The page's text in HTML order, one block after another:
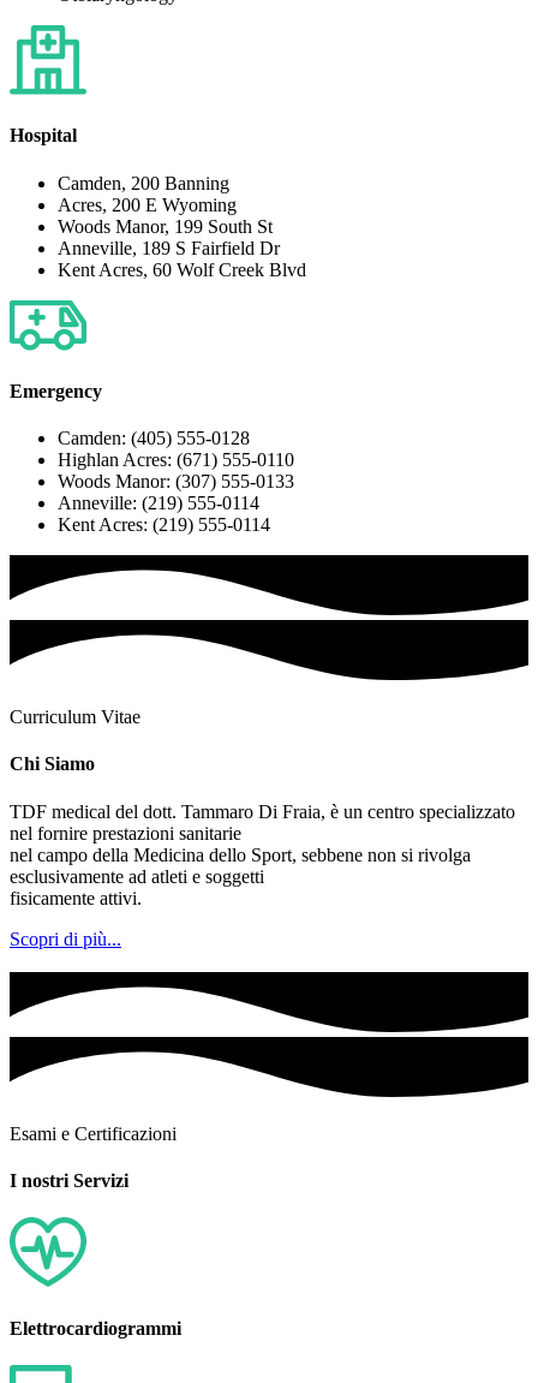
Hospital
Camden, 200 Banning
Acres, 200 E Wyoming
Woods Manor, 199 South St
Anneville, 189 S Fairfield Dr
Kent Acres, 60 Wolf Creek Blvd
Emergency
Camden: (405) 555-0128
Highlan Acres: (671) 555-0110
Woods Manor: (307) 555-0133
Anneville: (219) 555-0114
Kent Acres: (219) 555-0114
Curriculum Vitae
Chi Siamo
TDF medical del dott. Tammaro Di Fraia, è un centro specializzato
nel fornire prestazioni sanitarie
nel campo della Medicina dello Sport, sebbene non si rivolga
esclusivamente ad atleti e soggetti
fisicamente attivi.
Scopri di più...
Esami e Certificazioni
I nostri Servizi
Elettrocardiogrammi